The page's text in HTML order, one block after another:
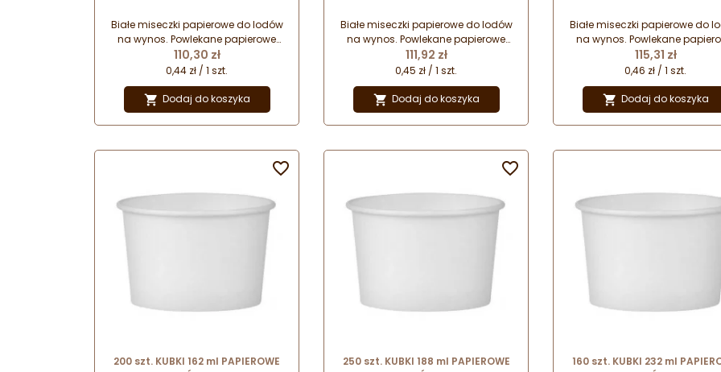
wynos
Białe miseczki papierowe do lodów
na wynos. Powlekane papierowe
kubki do lodów. Kubki do lodów na
wynos. Jednorazowe miseczki do
Cena
110,30 zł
0,44 zł / 1 szt.
 Dodaj do koszyka
wynos
Białe miseczki papierowe do lodów
na wynos. Powlekane papierowe
kubki do lodów. Kubki do lodów na
wynos. Jednorazowe miseczki do
Cena
111,92 zł
0,45 zł / 1 szt.
 Dodaj do koszyka
wynos
Białe miseczki papierowe do
na wynos. Powlekane
kubki do lodów. Kubki do
wynos. Jednorazowe miseczki
Cena
115,31 zł
0,46 zł / 1 szt.
 Dodaj do koszyka
200 szt. KUBKI 162 ml PAPIEROWE

250 szt. KUBKI 188 ml PAPIEROWE

160 szt. KUBKI 232 ml